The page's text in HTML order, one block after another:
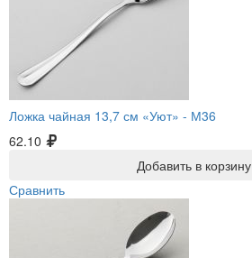
Ложка чайная 13,7 см «Уют» - М36
62.10
Добавить в корзину
Сравнить